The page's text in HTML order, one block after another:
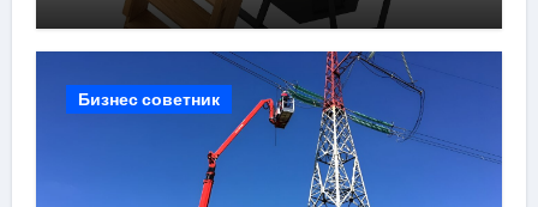
Бизнес советник